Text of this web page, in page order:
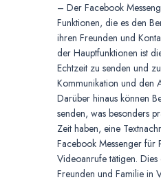
– Der Facebook
Funktionen, die es den
ihren Freunden und
der Hauptfunktionen ist
Echtzeit zu senden und
Kommunikation und den
Darüber hinaus können
senden, was besonders
Zeit haben, eine
Facebook Messenger für
Videoanrufe tätigen.
Freunden und Familie in